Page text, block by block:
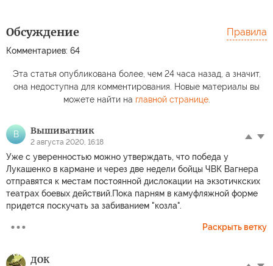
Обсуждение
Комментариев: 64
Правила
Эта статья опубликована более, чем 24 часа назад, а значит,
она недоступна для комментирования. Новые материалы вы
можете найти на главной странице.
В Вышиватник
2 августа 2020, 16:18
Уже с уверенностью можно утверждать, что победа у
Лукашенко в кармане и через две недели бойцы ЧВК Вагнера
отправятся к местам постоянной дислокации на экзотичкских
театрах боевых действий.Пока парням в камуфляжной форме
придется поскучать за забиванием "козла".
Раскрыть ветку
ДОК